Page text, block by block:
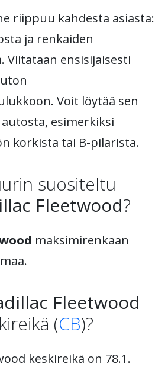
riippuu kahdesta asiasta:
ja renkaiden
Viitataan ensisijaisesti
Voit löytää sen
esimerkiksi
korkista tai B-pilarista.
suositeltu
Fleetwood?
maksimirenkaan
Fleetwood
(CB)?
keskireikä on 78.1.